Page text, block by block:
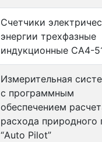
Счетчики
энергии трехфазные
индукционные СА4-
Измерительная
с программным
обеспечением
расхода природного
“Auto Pilot”